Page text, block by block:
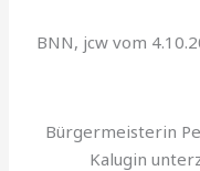
BNN, jcw vom
Bürgermeisterin
Kalugin